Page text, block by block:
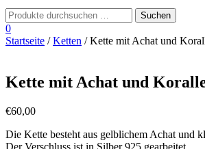
0
Startseite /Ketten / Kette mit Achat und
Kette mit Achat und
€60,00
Die Kette besteht aus gelblichem Achat und
Der Verschluss ist in Silber 925 gearbeitet.